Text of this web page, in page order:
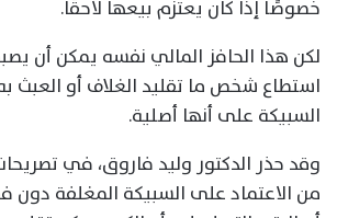
خصوصًا إذا كان يعتزم بيعها لاحقًا.
لكن هذا الحافز المالي نفسه يمكن أن
استطاع شخص ما تقليد الغلاف أو العبث
السبيكة على أنها أصلية.
وقد حذر الدكتور وليد فاروق، في
من الاعتماد على السبيكة المغلفة دون